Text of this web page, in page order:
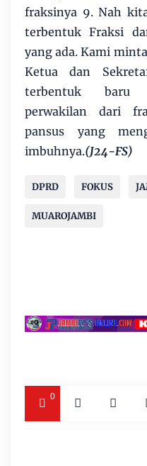
fraksinya 9. Nah
terbentuk Fraksi
yang ada. Kami
Ketua dan
terbentuk baru
perwakilan dari
pansus yang
imbuhnya.(J24-FS)
DPRD FOKUS
MUAROJAMBI
0